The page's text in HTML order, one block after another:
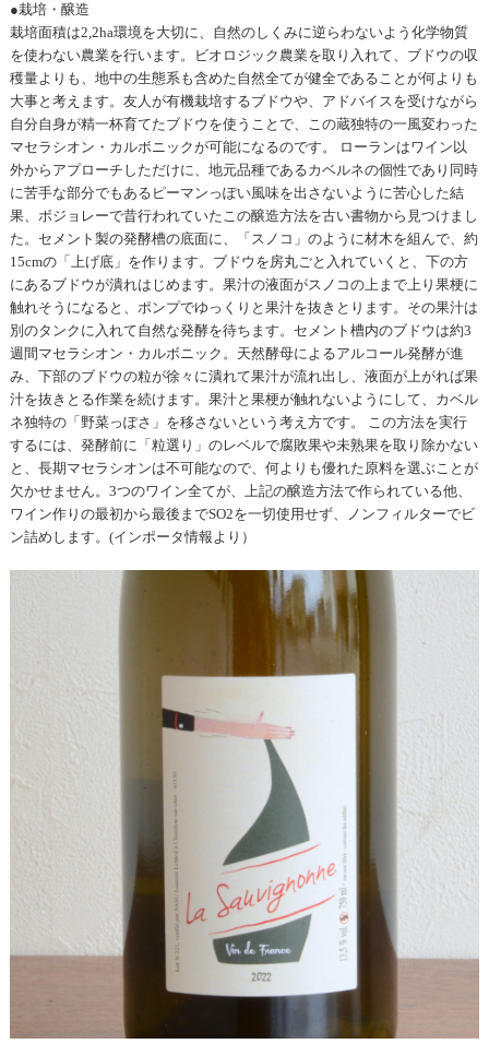
●栽培・醸造
栽培面積は2,2ha環境を大切に、自然のしくみに逆らわないよう化学物質
を使わない農業を行います。ビオロジック農業を取り入れて、ブドウの収
穫量よりも、地中の生態系も含めた自然全てが健全であることが何よりも
大事と考えます。友人が有機栽培するブドウや、アドバイスを受けながら
自分自身が精一杯育てたブドウを使うことで、この蔵独特の一風変わった
マセラシオン・カルボニックが可能になるのです。 ローランはワイン以
外からアプローチしただけに、地元品種であるカベルネの個性であり同時
に苦手な部分でもあるピーマンっぽい風味を出さないように苦心した結
果、ボジョレーで昔行われていたこの醸造方法を古い書物から見つけまし
た。セメント製の発酵槽の底面に、「スノコ」のように材木を組んで、約
15cmの「上げ底」を作ります。ブドウを房丸ごと入れていくと、下の方
にあるブドウが潰れはじめます。果汁の液面がスノコの上まで上り果梗に
触れそうになると、ポンプでゆっくりと果汁を抜きとります。その果汁は
別のタンクに入れて自然な発酵を待ちます。セメント槽内のブドウは約3
週間マセラシオン・カルボニック。天然酵母によるアルコール発酵が進
み、下部のブドウの粒が徐々に潰れて果汁が流れ出し、液面が上がれば果
汁を抜きとる作業を続けます。果汁と果梗が触れないようにして、カベル
ネ独特の「野菜っぽさ」を移さないという考え方です。 この方法を実行
するには、発酵前に「粒選り」のレベルで腐敗果や未熟果を取り除かない
と、長期マセラシオンは不可能なので、何よりも優れた原料を選ぶことが
欠かせません。3つのワイン全てが、上記の醸造方法で作られている他、
ワイン作りの最初から最後までSO2を一切使用せず、ノンフィルターでビ
ン詰めします。(インポータ情報より）